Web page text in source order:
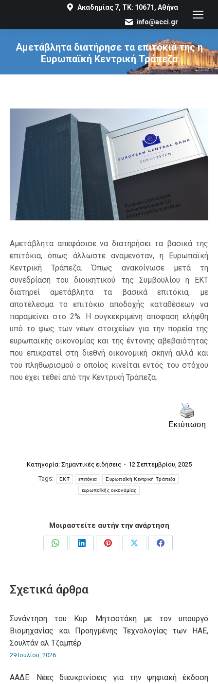
Ακαδημίας 7, ΤΚ: 10671, Αθήνα
info@acci.gr
Αμετάβλητα διατήρησε τα επιτόκιά της η
Ευρωπαϊκή Κεντρική Τράπεζα
You are here:
Αμετάβλητα απεφάσισε να διατηρήσει τα βασικά της
επιτόκια, όπως άλλωστε αναμενόταν, η Ευρωπαϊκή
Κεντρική Τράπεζα. Όπως ανακοίνωσε μετά τη
συνεδρίαση του διοικητικού της Συμβουλίου η ΕΚΤ
διατηρεί αμετάβλητα τα βασικά επιτόκια, με
αποτέλεσμα το επιτόκιο αποδοχής καταθέσεων να
παραμείνει στο 2%. H συγκεκριμένη απόφαση ελήφθη
υπό το φως των νέων στοιχείων για την πορεία της
ευρωπαϊκής οικονομίας και της έντονης αβεβαιότητας
που επικρατεί στη διεθνή οικονομική σκηνή αλλά και
του πληθωρισμού ο οποίος κινείται εντός του στόχου
που έχει τεθεί από την Κεντρική Τράπεζα.
Εκτύπωση
Κατηγορία: Σημαντικές ειδήσεις
12 Σεπτεμβρίου, 2025
Tags:
ΕΚΤ επιτόκια Ευρωπαϊκή Κεντρική Τράπεζα
ευρωπαϊκής οικονομίας
Μοιραστείτε αυτήν την ανάρτηση
Share
Share
Share
Share
Share
Σχετικά άρθρα
Συνάντηση του Κυρ. Μητσοτάκη με τον υπουργό
Βιομηχανίας και Προηγμένης Τεχνολογίας των ΗΑΕ,
Σουλτάν αλ Τζαμπέρ
29 Ιουλίου, 2026
ΑΑΔΕ: Νέες διευκρινίσεις για την ψηφιακή έκδοση